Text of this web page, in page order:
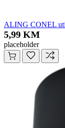
ALING CONEL
5,99 KM
placeholder